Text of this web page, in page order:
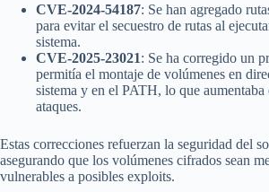
CVE-2024-54187: Se han agregado
para evitar el secuestro de rutas al
sistema.
CVE-2025-23021: Se ha corregido un
permitía el montaje de volúmenes en
sistema y en el PATH, lo que aumentaba
ataques.
Estas correcciones refuerzan la seguridad del
asegurando que los volúmenes cifrados sean
vulnerables a posibles exploits.